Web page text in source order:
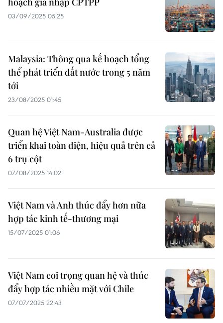
03/09/2025 05:25
Malaysia: Thông qua kế hoạch tổng
thể phát triển đất nước trong 5 năm
tới
23/08/2025 01:45
Quan hệ Việt Nam-Australia được
triển khai toàn diện, hiệu quả trên cả
6 trụ cột
07/08/2025 14:02
Việt Nam và Anh thúc đẩy hơn nữa
hợp tác kinh tế-thương mại
15/07/2025 01:06
Việt Nam coi trọng quan hệ và thúc
đẩy hợp tác nhiều mặt với Chile
07/07/2025 22:43